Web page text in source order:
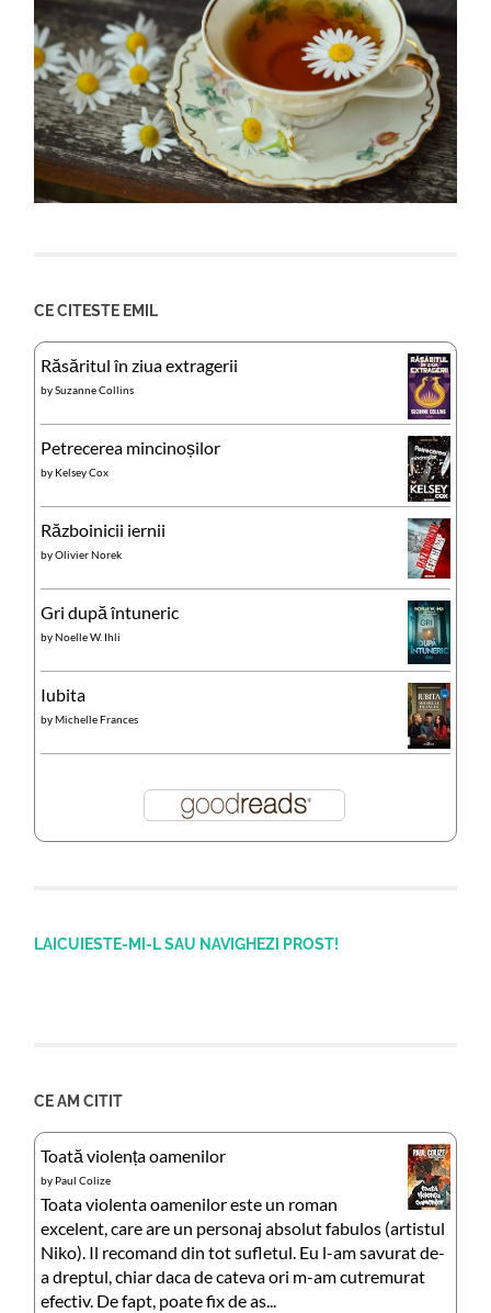
CE CITESTE EMIL
Răsăritul în ziua extragerii
bySuzanne Collins
Petrecerea mincinoșilor
by Kelsey Cox
Războinicii iernii
byOlivier Norek
Gri după întuneric
byNoelle W. Ihli
Iubita
byMichelle Frances
LAICUIESTE-MI-L SAU NAVIGHEZI PROST!
CE AM CITIT
Toată violența oamenilor
by Paul Colize
Toata violenta oamenilor este un roman
excelent, care are un personaj absolut fabulos (artistul
Niko). Il recomand din tot sufletul. Eu l-am savurat de-
a dreptul, chiar daca de cateva ori m-am cutremurat
efectiv. De fapt, poate fix de as...